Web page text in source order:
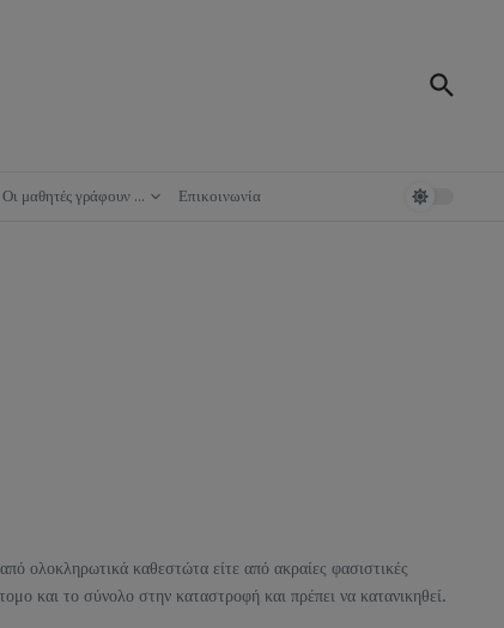
Οι μαθητές γράφουν … Επικοινωνία
ολοκληρωτικά καθεστώτα είτε από ακραίες φασιστικές
και το σύνολο στην καταστροφή και πρέπει να κατανικηθεί.